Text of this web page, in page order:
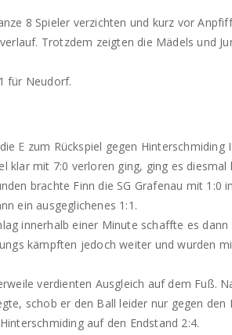
8 Spieler verzichten und kurz vor
Trotzdem zeigten die Mädels und
für Neudorf.
E zum Rückspiel gegen Hinterschmiding
klar mit 7:0 verloren ging, ging es diesmal
brachte Finn die SG Grafenau mit 1:0
ein ausgeglichenes 1:1.
innerhalb einer Minute schaffte es
kämpften jedoch weiter und wurden
verdienten Ausgleich auf dem Fuß.
schob er den Ball leider nur gegen den
auf den Endstand 2:4.